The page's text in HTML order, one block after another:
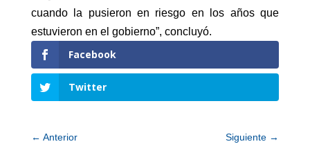
cuando la pusieron en riesgo en los años que
estuvieron en el gobierno”, concluyó.
Facebook
Twitter
← Anterior Siguiente →